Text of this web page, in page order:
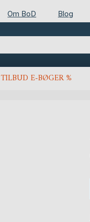
Om BoD Blog
TILBUD E-BØGER %